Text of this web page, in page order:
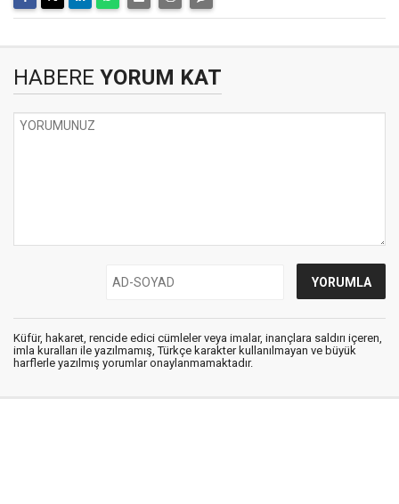
HABERE YORUM KAT
Küfür, hakaret, rencide edici cümleler veya imalar, inançlara saldırı içeren,
imla kuralları ile yazılmamış, Türkçe karakter kullanılmayan ve büyük
harflerle yazılmış yorumlar onaylanmamaktadır.